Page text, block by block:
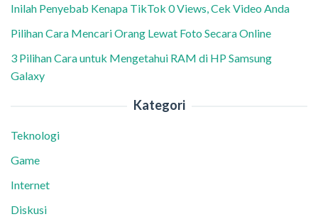
Inilah Penyebab Kenapa TikTok 0 Views, Cek Video Anda
Pilihan Cara Mencari Orang Lewat Foto Secara Online
3 Pilihan Cara untuk Mengetahui RAM di HP Samsung
Galaxy
Kategori
Teknologi
Game
Internet
Diskusi